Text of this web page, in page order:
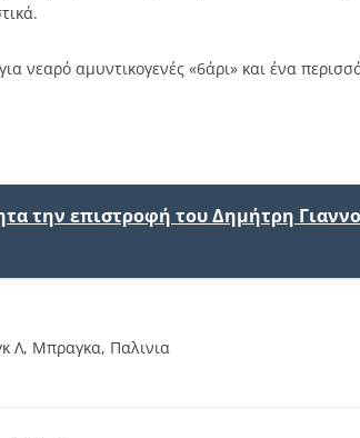
νεαρό αμυντικογενές «6άρι» και ένα
την επιστροφή του Δημήτρη
Λ, Μπραγκα, Παλινια